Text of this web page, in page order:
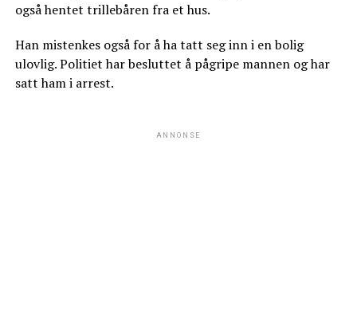
også hentet trillebåren fra et hus.
Han mistenkes også for å ha tatt seg inn i en bolig
ulovlig. Politiet har besluttet å pågripe mannen og har
satt ham i arrest.
ANNONSE